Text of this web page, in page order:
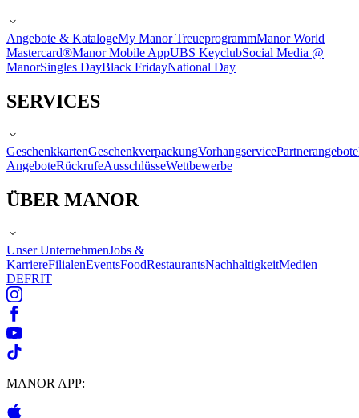
Angebote & KatalogeMy Manor TreueprogrammManor World
Mastercard®Manor Mobile AppUBS KeyclubSocial Media @
ManorSingles DayBlack FridayNational Day
SERVICES
GeschenkkartenGeschenkverpackungVorhangservicePartnerangebote
AngeboteRückrufeAusschlüsseWettbewerbe
ÜBER MANOR
Unser UnternehmenJobs &
KarriereFilialenEventsFoodRestaurantsNachhaltigkeitMedien
DEFRIT
MANOR APP: